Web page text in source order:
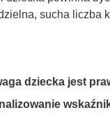
sucha liczba
dziecka jest